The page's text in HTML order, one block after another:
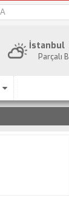
İstanbul
Parçalı